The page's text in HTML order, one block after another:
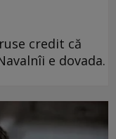
credit că
e dovada.